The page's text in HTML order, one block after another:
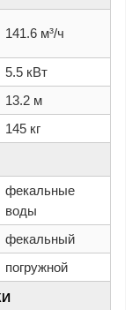
141.6 м³/ч
5.5 кВт
13.2 м
145 кг
фекальные
воды
фекальный
погружной